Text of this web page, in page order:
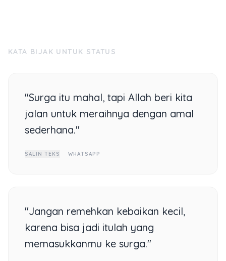
KATA BIJAK UNTUK STATUS
"Surga itu mahal, tapi Allah beri kita
jalan untuk meraihnya dengan amal
sederhana."
SALIN TEKS WHATSAPP
"Jangan remehkan kebaikan kecil,
karena bisa jadi itulah yang
memasukkanmu ke surga."